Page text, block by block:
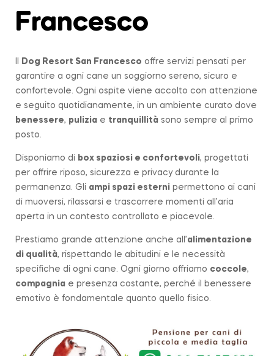
Francesco
Dog Resort San Francesco offre servizi pensati per
garantire a ogni cane un soggiorno sereno, sicuro e
confortevole. Ogni ospite viene accolto con attenzione
e seguito quotidianamente, in un ambiente curato dove
benessere, pulizia e tranquillità sono sempre al primo
posto.
Disponiamo di box spaziosi e confortevoli, progettati
per offrire riposo, sicurezza e privacy durante la
permanenza. Gli ampi spazi esterni permettono ai cani
di muoversi, rilassarsi e trascorrere momenti all’aria
aperta in un contesto controllato e piacevole.
Prestiamo grande attenzione anche all’alimentazione
di qualità, rispettando le abitudini e le necessità
specifiche di ogni cane. Ogni giorno offriamo coccole,
compagnia e presenza costante, perché il benessere
emotivo è fondamentale quanto quello fisico.